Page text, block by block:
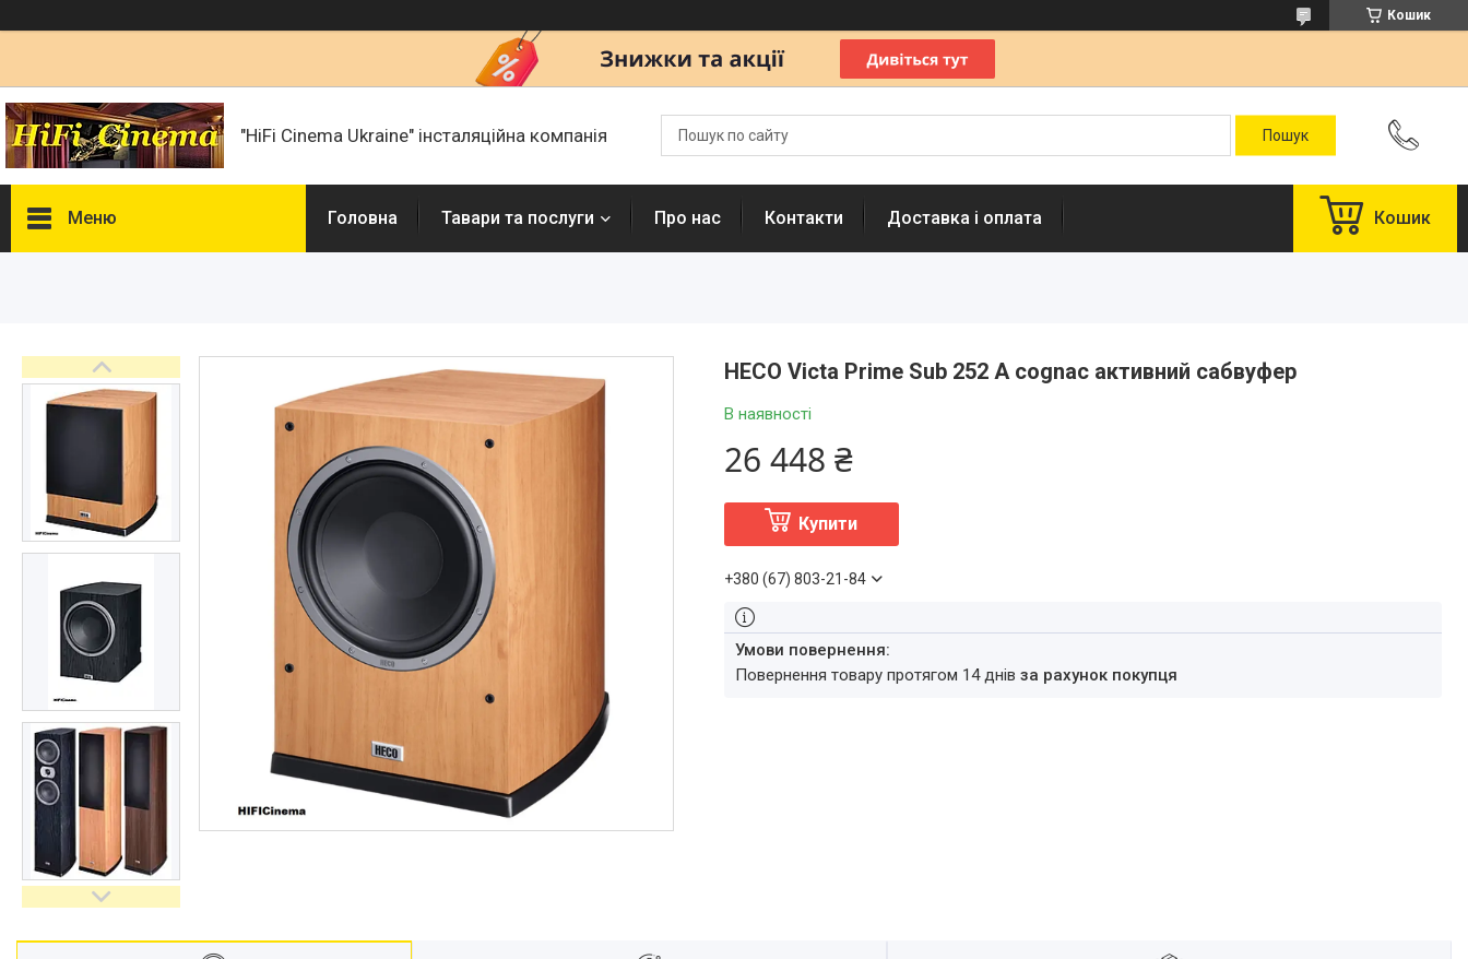
Кошик
"HiFi Cinema Ukraine" інсталяційна компанія
Меню
Презентації і документи
Сертифікати і ліцензії
Відгуки
Доставка і оплата
Головна Тавари та послуги Про нас Контакти Доставка і оплата Кошик
HECO Victa Prime Sub 252 A cognac активний сабвуфер
В наявності
26 448 ₴
Купити
+380 (67) 803-21-84
повернення товару протягом 14 днів за рахунок покупця